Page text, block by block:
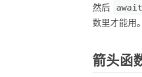
然后
数里才能用。
箭头函